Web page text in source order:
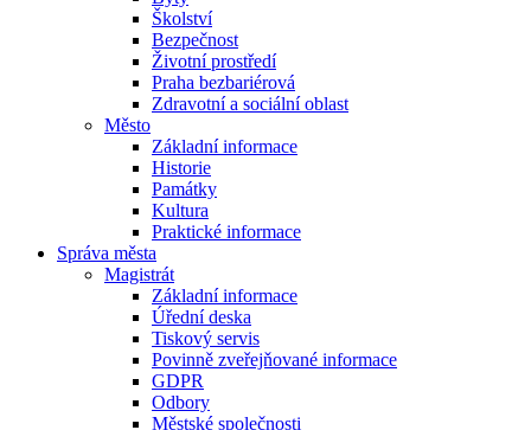
Školství
Bezpečnost
Životní prostředí
Praha bezbariérová
Zdravotní a sociální oblast
Město
Základní informace
Historie
Památky
Kultura
Praktické informace
Správa města
Magistrát
Základní informace
Úřední deska
Tiskový servis
Povinně zveřejňované informace
GDPR
Odbory
Městské společnosti